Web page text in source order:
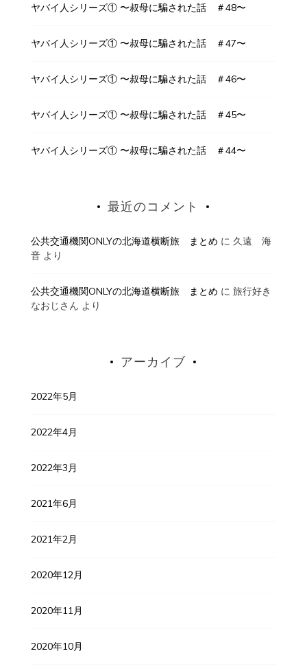
ヤバイ人シリーズ① 〜叔母に騙された話 ＃48〜
ヤバイ人シリーズ① 〜叔母に騙された話 ＃47〜
ヤバイ人シリーズ① 〜叔母に騙された話 ＃46〜
ヤバイ人シリーズ① 〜叔母に騙された話 ＃45〜
ヤバイ人シリーズ① 〜叔母に騙された話 ＃44〜
最近のコメント
公共交通機関ONLYの北海道横断旅 まとめ に 久遠 海
音より
公共交通機関ONLYの北海道横断旅 まとめ に 旅行好き
なおじさん より
アーカイブ
2022年5月
2022年4月
2022年3月
2021年6月
2021年2月
2020年12月
2020年11月
2020年10月